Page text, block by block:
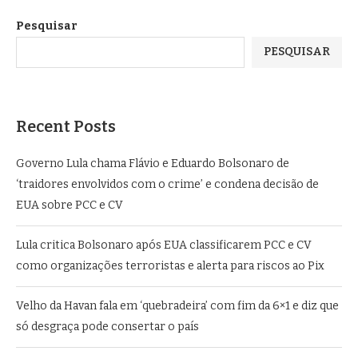
Pesquisar
PESQUISAR
Recent Posts
Governo Lula chama Flávio e Eduardo Bolsonaro de
‘traidores envolvidos com o crime’ e condena decisão de
EUA sobre PCC e CV
Lula critica Bolsonaro após EUA classificarem PCC e CV
como organizações terroristas e alerta para riscos ao Pix
Velho da Havan fala em ‘quebradeira’ com fim da 6×1 e diz que
só desgraça pode consertar o país